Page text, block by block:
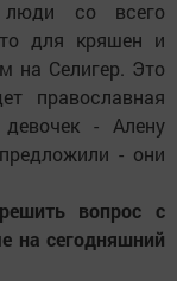
люди со всего
для кряшен и
на Селигер. Это
православная
- Алену
- они
вопрос с
на сегодняшний